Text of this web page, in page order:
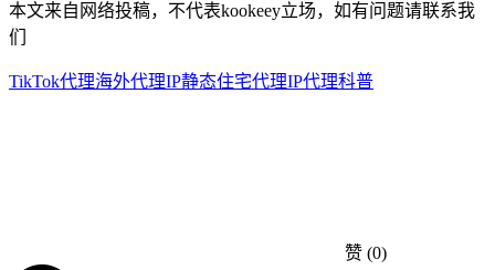
本文来自网络投稿，不代表kookeey立场，如有问题请联系我
们
TikTok代理海外代理IP静态住宅代理IP代理科普
赞 (0)